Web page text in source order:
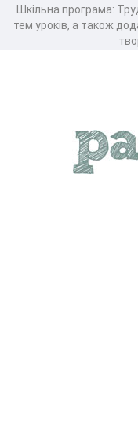
Шкільна програма:
тем уроків, а також